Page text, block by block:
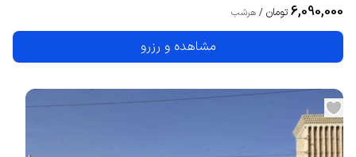
6,090,000 تومان / هرشب
مشاهده و رزرو